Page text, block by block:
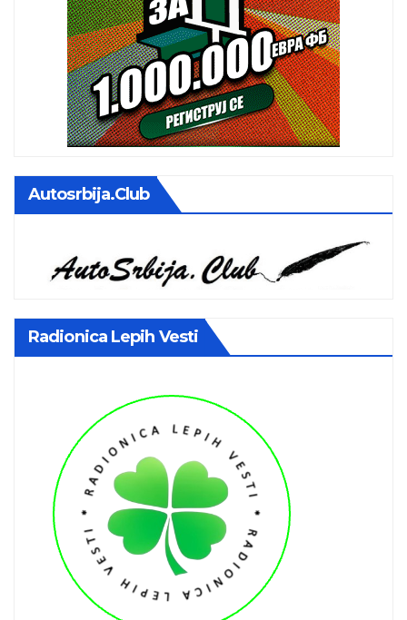
Autosrbija.club
Radionica Lepih Vesti